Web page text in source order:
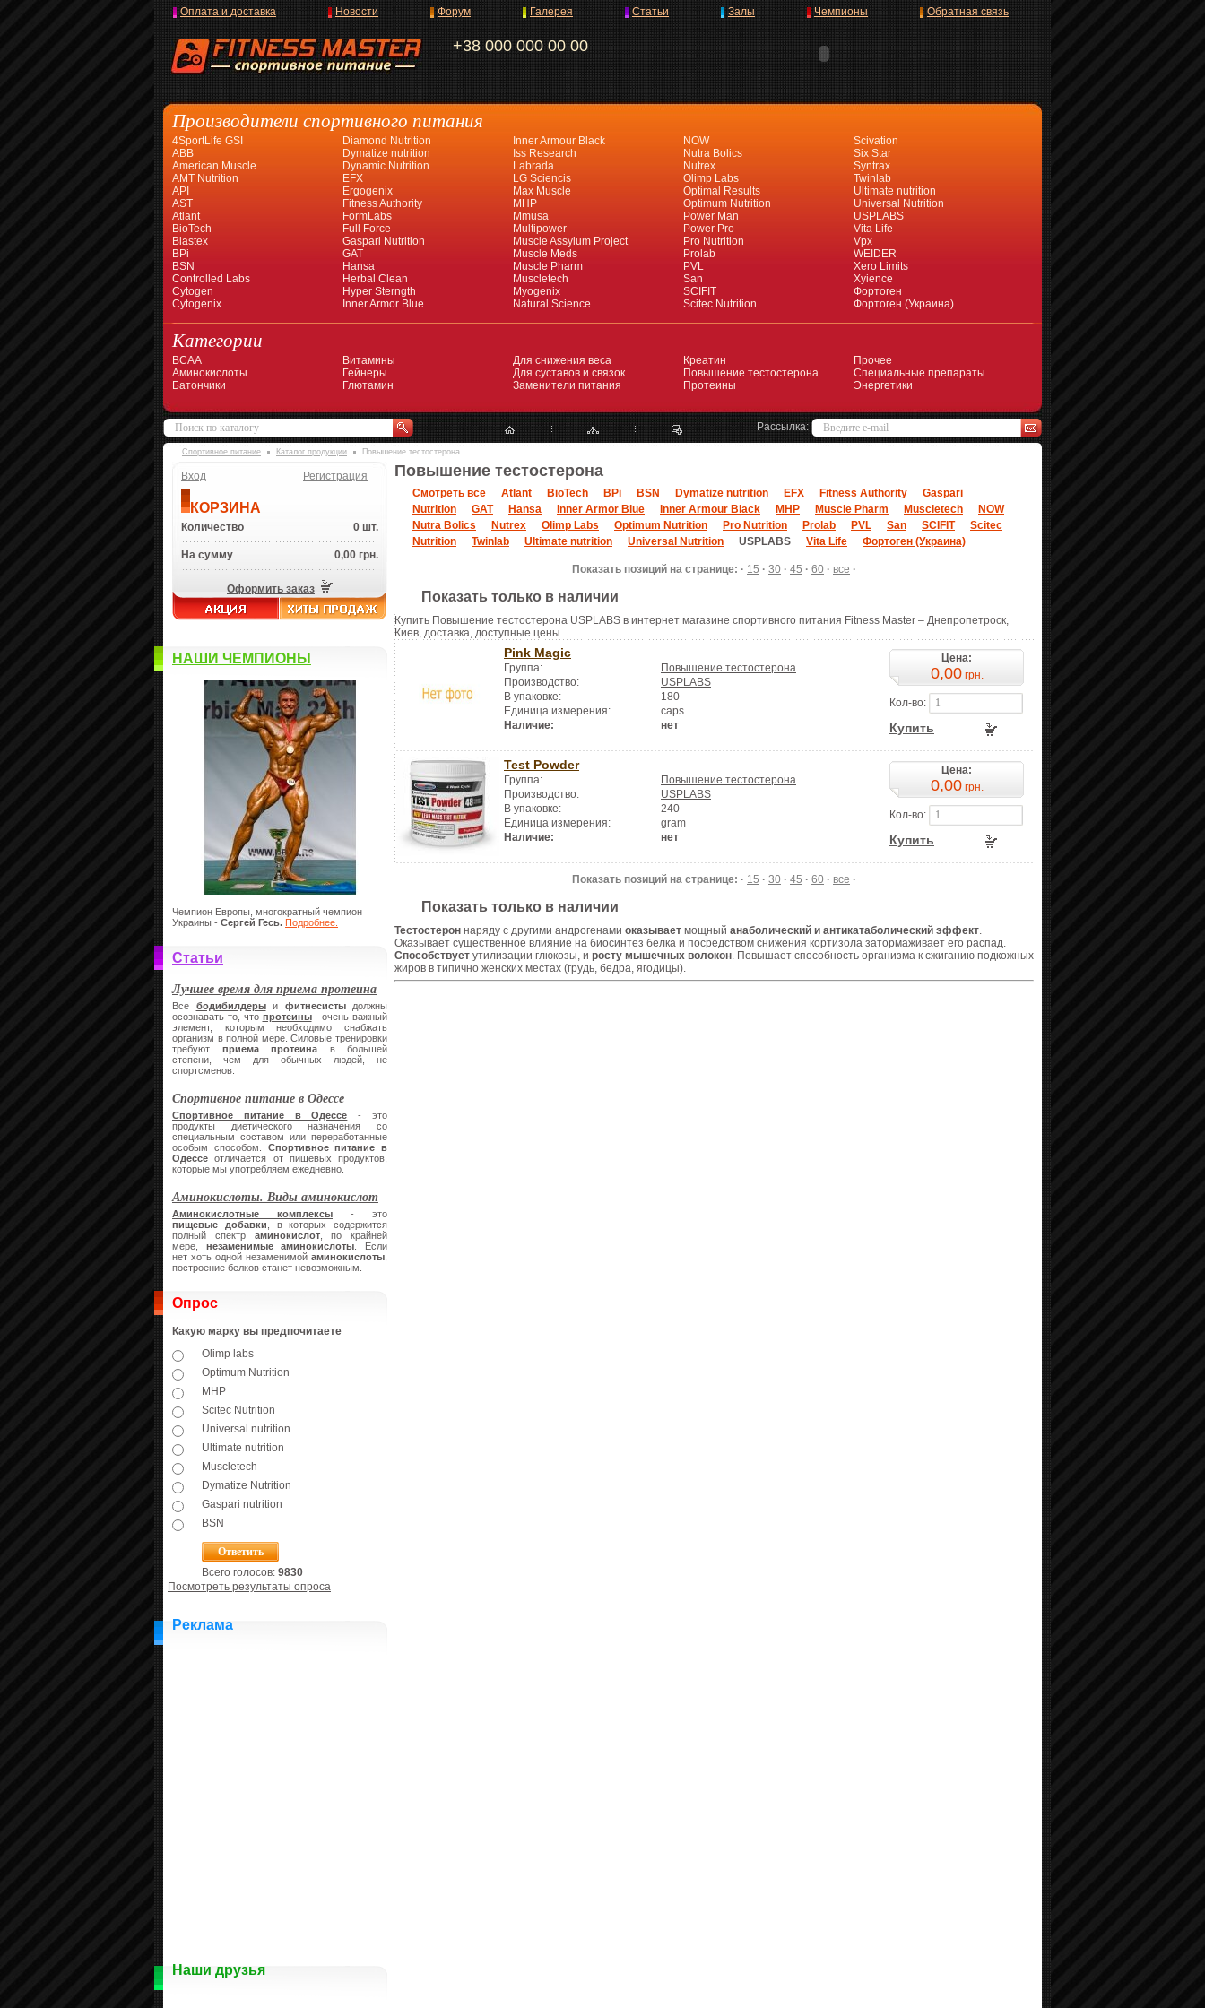
+38 000 000 00 00
Оплата и доставка Новости Форум Галерея Статьи Залы Чемпионы Обратная связь
Производители спортивного питания
4SportLife GSI
ABB
American Muscle
AMT Nutrition
API
AST
Atlant
BioTech
Blastex
BPi
BSN
Controlled Labs
Cytogen
Cytogenix
Diamond Nutrition
Dymatize nutrition
Dynamic Nutrition
EFX
Ergogenix
Fitness Authority
FormLabs
Full Force
Gaspari Nutrition
GAT
Hansa
Herbal Clean
Hyper Sterngth
Inner Armor Blue
Inner Armour Black
Iss Research
Labrada
LG Sciencis
Max Muscle
MHP
Mmusa
Multipower
Muscle Assylum Project
Muscle Meds
Muscle Pharm
Muscletech
Myogenix
Natural Science
NOW
Nutra Bolics
Nutrex
Olimp Labs
Optimal Results
Optimum Nutrition
Power Man
Power Pro
Pro Nutrition
Prolab
PVL
San
SCIFIT
Scitec Nutrition
Scivation
Six Star
Syntrax
Twinlab
Ultimate nutrition
Universal Nutrition
USPLABS
Vita Life
Vpx
WEIDER
Xero Limits
Xyience
Фортоген
Фортоген (Украина)
Категории
BCAA
Аминокислоты
Батончики
Витамины
Гейнеры
Глютамин
Для снижения веса
Для суставов и связок
Заменители питания
Креатин
Повышение тестостерона
Протеины
Прочее
Специальные препараты
Энергетики
Рассылка:
Спортивное питание Каталог продукции Повышение тестостерона
Вход Регистрация
КОРЗИНА
Количество 0 шт.
На сумму 0,00 грн.
Оформить заказ
НАШИ ЧЕМПИОНЫ
Чемпион Европы, многократный чемпион
Украины - Сергей Гесь. Подробнее.
Статьи
Лучшее время для приема протеина
Все бодибилдерыи фитнесистыдолжны
осознавать то, что протеины- очень важный
элемент, которым необходимо снабжать
организм в полной мере. Силовые тренировки
требуют приема протеина в большей
степени, чем для обычных людей, не
спортсменов.
Спортивное питание в Одессе
Спортивное питание в Одессе - это
продукты диетического назначения со
специальным составом или переработанные
особым способом. Спортивное питание в
Одессе отличается от пищевых продуктов,
которые мы употребляем ежедневно.
Аминокислоты. Виды аминокислот
Аминокислотные комплексы - это
пищевые добавки , в которых содержится
полный спектр аминокислот, по крайней
мере, незаменимые аминокислоты . Если
нет хоть одной незаменимой аминокислоты
построение белков станет невозможным.
Опрос
Какую марку вы предпочитаете
Olimp labs
Optimum Nutrition
MHP
Scitec Nutrition
Universal nutrition
Ultimate nutrition
Muscletech
Dymatize Nutrition
Gaspari nutrition
BSN
Всего голосов: 9830
Посмотреть результаты опроса
Реклама
Наши друзья
Повышение тестостерона
Смотреть все Atlant BioTech BPi BSN Dymatize nutrition EFX Fitness Authority
Gaspari
Nutrition
GAT Hansa Inner Armor Blue Inner Armour Black MHP Muscle Pharm Muscletech
NOW
Nutra Bolics
Nutrex Olimp Labs Optimum Nutrition Pro Nutrition Prolab PVL San SCIFIT
Scitec
Nutrition
Twinlab Ultimate nutrition Universal Nutrition USPLABS Vita Life Фортоген (Украина)
Показать позиций на странице: · 15 · 30 · 45 · 60 · все ·
Показать только в наличии
Купить Повышение тестостерона USPLABS в интернет магазине спортивного питания Fitness Master – Днепропетроск,
Киев, доставка, доступные цены.
Pink Magic
Группа:
Повышение тестостерона
Производство:
USPLABS
В упаковке:
180
Единица измерения:
caps
Наличие:
нет
Цена:
0,00грн.
Кол-во:
Купить
Test Powder
Группа:
Повышение тестостерона
Производство:
USPLABS
В упаковке:
240
Единица измерения:
gram
Наличие:
нет
Цена:
0,00грн.
Кол-во:
Купить
Показать позиций на странице: · 15 · 30 · 45 · 60 · все ·
Показать только в наличии
Тестостерон наряду с другими андрогенами оказывает мощный анаболический и антикатаболический эффект.
Оказывает существенное влияние на биосинтез белка и посредством снижения кортизола затормаживает его распад.
Способствует утилизации глюкозы, и росту мышечных волокон. Повышает способность организма к сжиганию подкожных
жиров в типично женских местах (грудь, бедра, ягодицы).